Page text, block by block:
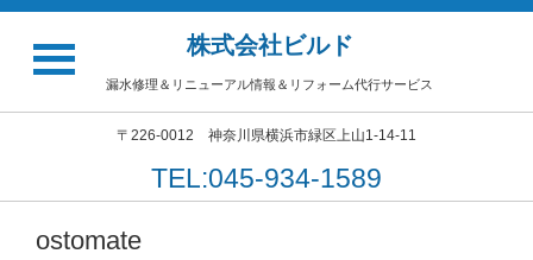
株式会社ビルド
漏水修理＆リニューアル情報＆リフォーム代行サービス
〒226-0012 神奈川県横浜市緑区上山1-14-11
TEL:045-934-1589
ostomate